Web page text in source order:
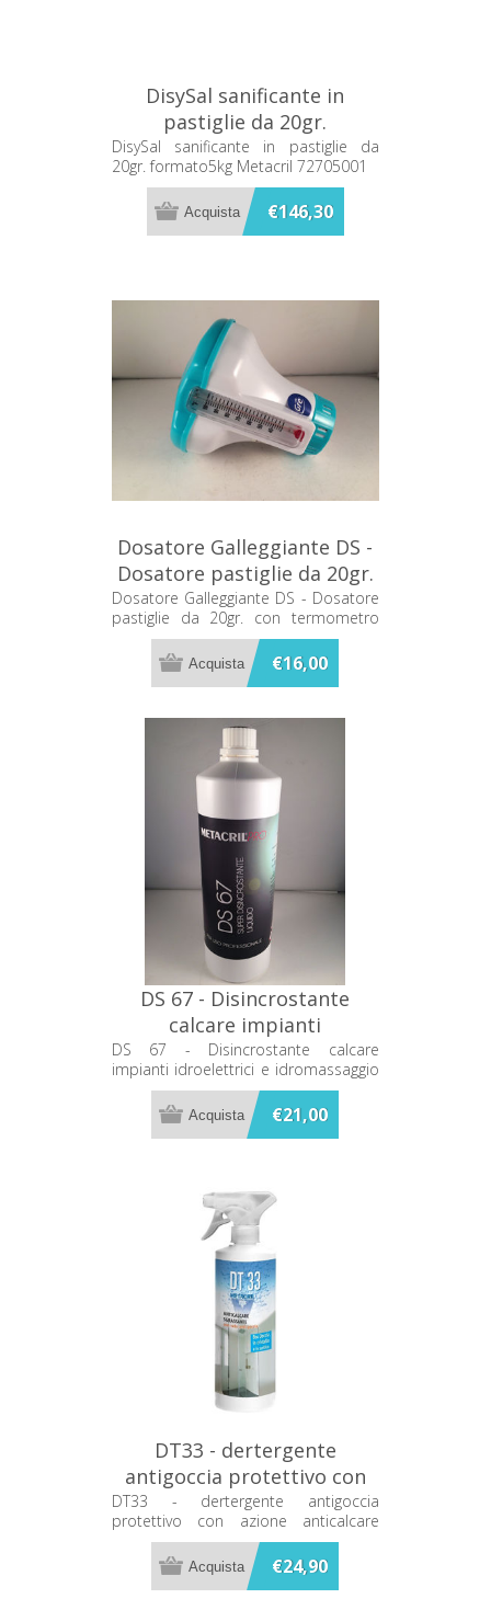
DisySal sanificante in
pastiglie da 20gr.
formato5kg Metacril
72705001
DisySal sanificante in pastiglie da
20gr. formato5kg Metacril 72705001
€146,30
Dosatore Galleggiante DS -
Dosatore pastiglie da 20gr.
con termometro metacril
Dosatore Galleggiante DS - Dosatore
pastiglie da 20gr. con termometro
metacril
€16,00
DS 67 - Disincrostante
calcare impianti
idroelettrici e
idromassaggio Metacril
20301001
DS 67 - Disincrostante calcare
impianti idroelettrici e idromassaggio
Metacril 20301001
€21,00
DT33 - dertergente
antigoccia protettivo con
azione anticalcare 500ml
Metacril
DT33 - dertergente antigoccia
protettivo con azione anticalcare
500ml Metacril
€24,90